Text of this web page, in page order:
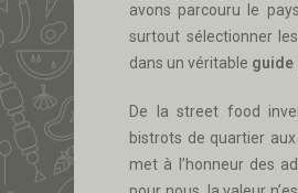
avons parcouru le
surtout sélectionner
dans un véritable guide
De la street food
bistrots de quartier
met à l’honneur des